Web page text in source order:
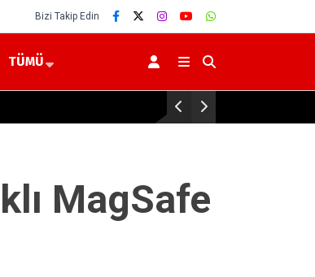
Bizi Takip Edin
TÜMÜ
MagSafe